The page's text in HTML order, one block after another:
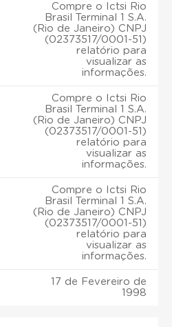
Compre o Ictsi Rio
Brasil Terminal 1 S.A.
(Rio de Janeiro) CNPJ
(02373517/0001-51)
relatório para
visualizar as
informações.
Compre o Ictsi Rio
Brasil Terminal 1 S.A.
(Rio de Janeiro) CNPJ
(02373517/0001-51)
relatório para
visualizar as
informações.
Compre o Ictsi Rio
Brasil Terminal 1 S.A.
(Rio de Janeiro) CNPJ
(02373517/0001-51)
relatório para
visualizar as
informações.
17 de Fevereiro de
1998